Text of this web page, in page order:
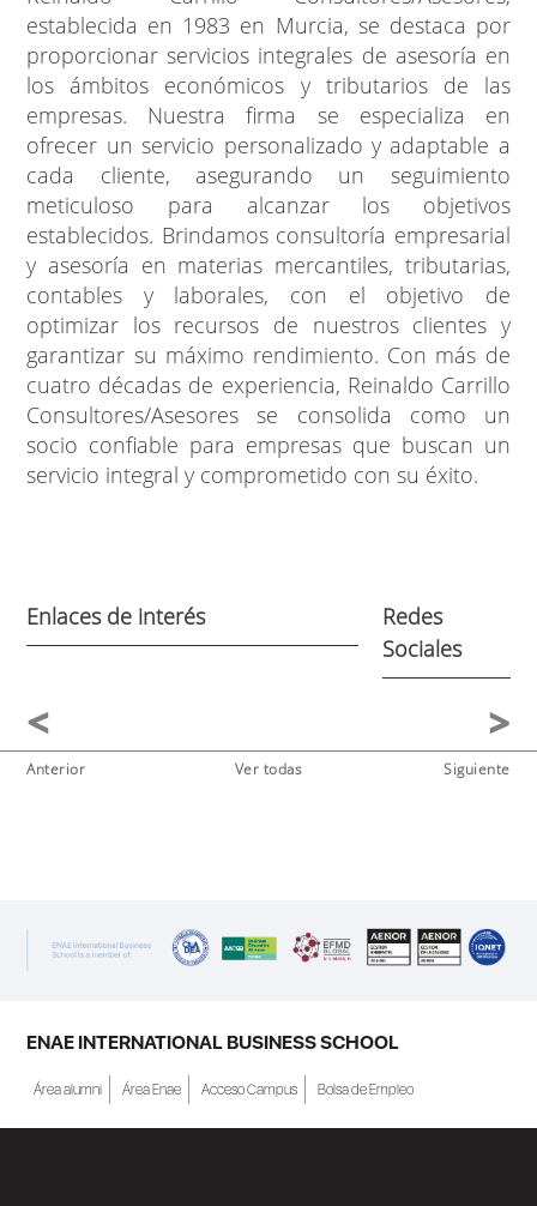
establecida en 1983 en Murcia, se destaca por
proporcionar servicios integrales de asesoría en
los ámbitos económicos y tributarios de las
empresas. Nuestra firma se especializa en
ofrecer un servicio personalizado y adaptable a
cada cliente, asegurando un seguimiento
meticuloso para alcanzar los objetivos
establecidos. Brindamos consultoría empresarial
y asesoría en materias mercantiles, tributarias,
contables y laborales, con el objetivo de
optimizar los recursos de nuestros clientes y
garantizar su máximo rendimiento. Con más de
cuatro décadas de experiencia, Reinaldo Carrillo
Consultores/Asesores se consolida como un
socio confiable para empresas que buscan un
servicio integral y comprometido con su éxito.
Enlaces de interés
Redes
Sociales
Anterior Ver todas Siguiente
ENAE INTERNATIONAL BUSINESS SCHOOL
Área alumni Área Enae Acceso Campus Bolsa de Empleo